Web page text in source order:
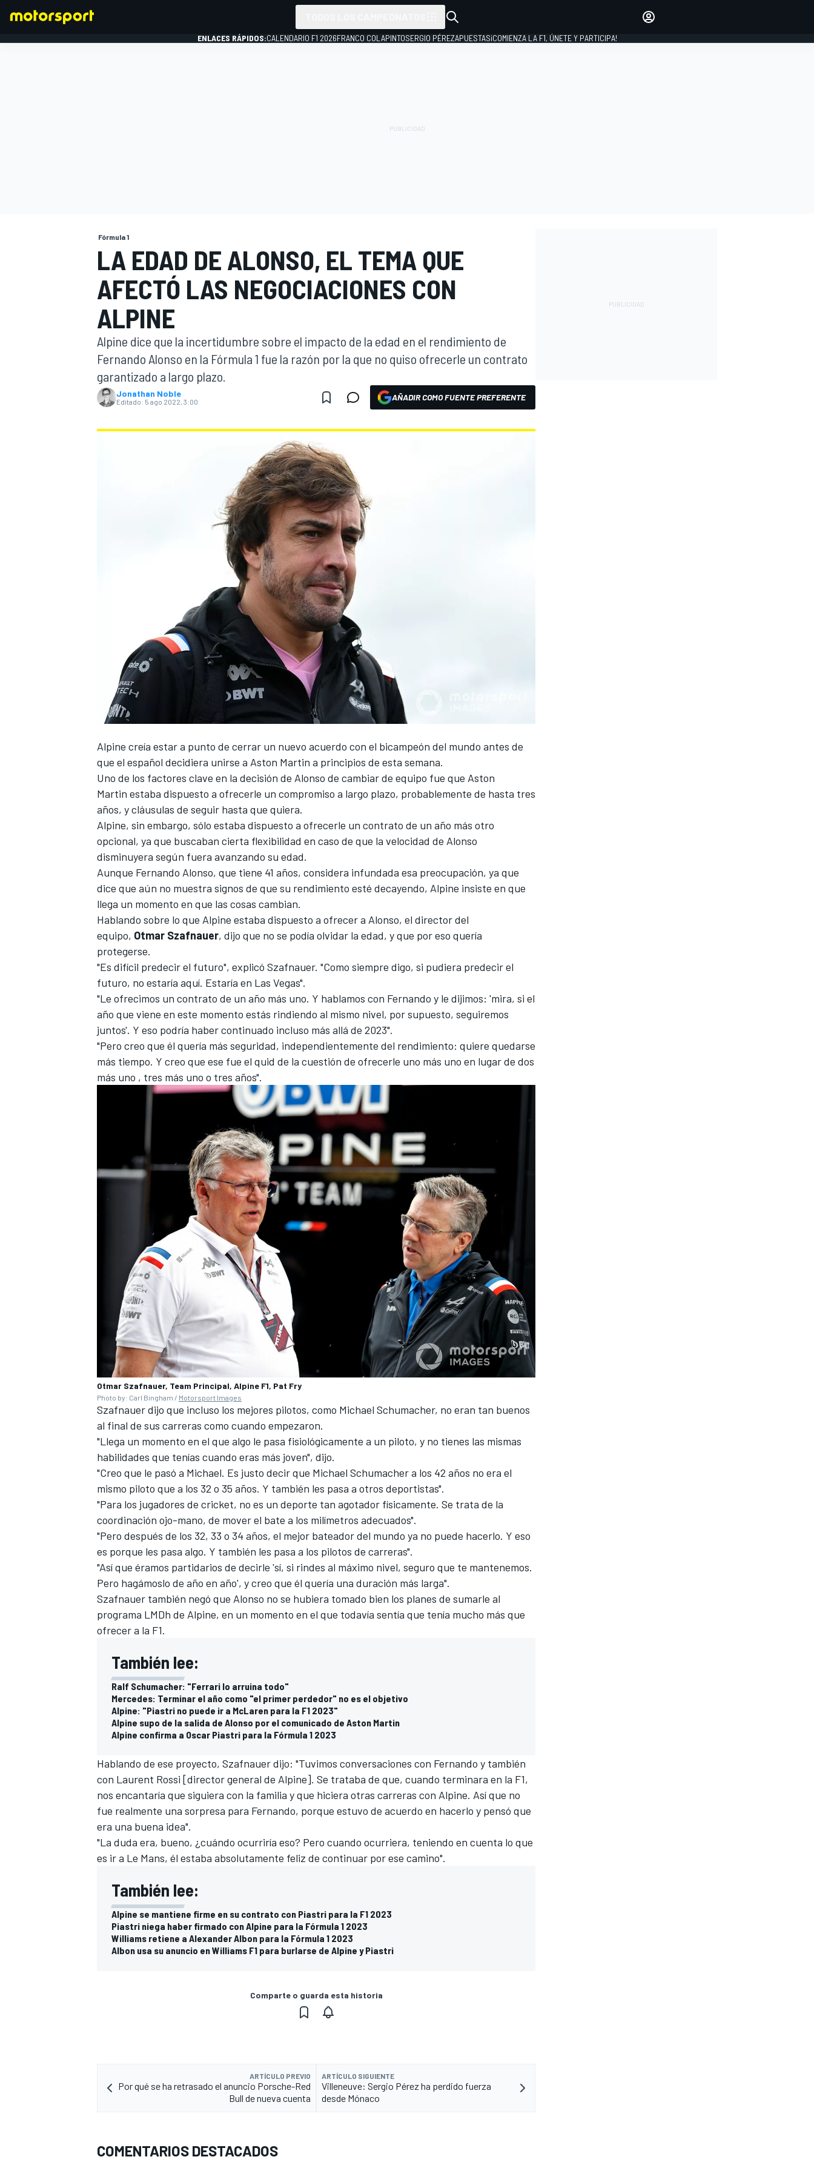
INDYCAR
NASCAR CUP
FÓRMULA E
WRC
INICIAR SESIÓN
ENLACES RÁPIDOS:CALENDARIO F1 2026FRANCO COLAPINTOSERGIO PÉREZAPUESTAS¡COMIENZA LA F1, ÚNETE Y PARTICIPA!
Fórmula 1
LA EDAD DE ALONSO, EL TEMA QUE
AFECTÓ LAS NEGOCIACIONES CON
ALPINE
Alpine dice que la incertidumbre sobre el impacto de la edad en el rendimiento de
Fernando Alonso en la Fórmula 1 fue la razón por la que no quiso ofrecerle un contrato
garantizado a largo plazo.
Jonathan Noble
Editado: 5 ago 2022, 3:00 AÑADIR COMO FUENTE PREFERENTE
Alpine creía estar a punto de cerrar un nuevo acuerdo con el bicampeón del mundo antes de
que el español decidiera unirse a Aston Martin a principios de esta semana.
Uno de los factores clave en la decisión de Alonso de cambiar de equipo fue que Aston
Martin estaba dispuesto a ofrecerle un compromiso a largo plazo, probablemente de hasta tres
años, y cláusulas de seguir hasta que quiera.
Alpine, sin embargo, sólo estaba dispuesto a ofrecerle un contrato de un año más otro
opcional, ya que buscaban cierta flexibilidad en caso de que la velocidad de Alonso
disminuyera según fuera avanzando su edad.
Aunque Fernando Alonso, que tiene 41 años, considera infundada esa preocupación, ya que
dice que aún no muestra signos de que su rendimiento esté decayendo, Alpine insiste en que
llega un momento en que las cosas cambian.
Hablando sobre lo que Alpine estaba dispuesto a ofrecer a Alonso, el director del
equipo, Otmar Szafnauer, dijo que no se podía olvidar la edad, y que por eso quería
protegerse.
"Es difícil predecir el futuro", explicó Szafnauer. "Como siempre digo, si pudiera predecir el
futuro, no estaría aquí. Estaría en Las Vegas".
"Le ofrecimos un contrato de un año más uno. Y hablamos con Fernando y le dijimos: 'mira, si el
año que viene en este momento estás rindiendo al mismo nivel, por supuesto, seguiremos
juntos'. Y eso podría haber continuado incluso más allá de 2023".
"Pero creo que él quería más seguridad, independientemente del rendimiento: quiere quedarse
más tiempo. Y creo que ese fue el quid de la cuestión de ofrecerle uno más uno en lugar de dos
más uno , tres más uno o tres años".
Otmar Szafnauer, Team Principal, Alpine F1, Pat Fry
Photo by: Carl Bingham / Motorsport Images
Szafnauer dijo que incluso los mejores pilotos, como Michael Schumacher, no eran tan buenos
al final de sus carreras como cuando empezaron.
"Llega un momento en el que algo le pasa fisiológicamente a un piloto, y no tienes las mismas
habilidades que tenías cuando eras más joven", dijo.
"Creo que le pasó a Michael. Es justo decir que Michael Schumacher a los 42 años no era el
mismo piloto que a los 32 o 35 años. Y también les pasa a otros deportistas".
"Para los jugadores de cricket, no es un deporte tan agotador físicamente. Se trata de la
coordinación ojo-mano, de mover el bate a los milímetros adecuados".
"Pero después de los 32, 33 o 34 años, el mejor bateador del mundo ya no puede hacerlo. Y eso
es porque les pasa algo. Y también les pasa a los pilotos de carreras".
"Así que éramos partidarios de decirle 'sí, si rindes al máximo nivel, seguro que te mantenemos.
Pero hagámoslo de año en año', y creo que él quería una duración más larga".
Szafnauer también negó que Alonso no se hubiera tomado bien los planes de sumarle al
programa LMDh de Alpine, en un momento en el que todavía sentía que tenía mucho más que
ofrecer a la F1.
También lee:
Ralf Schumacher: "Ferrari lo arruina todo"
Mercedes: Terminar el año como "el primer perdedor" no es el objetivo
Alpine: "Piastri no puede ir a McLaren para la F1 2023"
Alpine supo de la salida de Alonso por el comunicado de Aston Martin
Alpine confirma a Oscar Piastri para la Fórmula 1 2023
Hablando de ese proyecto, Szafnauer dijo: "Tuvimos conversaciones con Fernando y también
con Laurent Rossi [director general de Alpine]. Se trataba de que, cuando terminara en la F1,
nos encantaría que siguiera con la familia y que hiciera otras carreras con Alpine. Así que no
fue realmente una sorpresa para Fernando, porque estuvo de acuerdo en hacerlo y pensó que
era una buena idea".
"La duda era, bueno, ¿cuándo ocurriría eso? Pero cuando ocurriera, teniendo en cuenta lo que
es ir a Le Mans, él estaba absolutamente feliz de continuar por ese camino".
También lee:
Alpine se mantiene firme en su contrato con Piastri para la F1 2023
Piastri niega haber firmado con Alpine para la Fórmula 1 2023
Williams retiene a Alexander Albon para la Fórmula 1 2023
Albon usa su anuncio en Williams F1 para burlarse de Alpine y Piastri
Comparte o guarda esta historia
ARTÍCULO PREVIO
Por qué se ha retrasado el anuncio Porsche-Red
Bull de nueva cuenta
ARTÍCULO SIGUIENTE
Villeneuve: Sergio Pérez ha perdido fuerza
desde Mónaco
COMENTARIOS DESTACADOS